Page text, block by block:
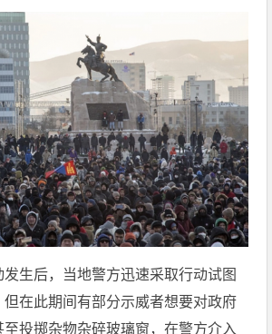
生后，当地警方迅速采取行动试图
但在此期间有部分示威者想要对政府
投掷杂物杂碎玻璃窗，在警方介入